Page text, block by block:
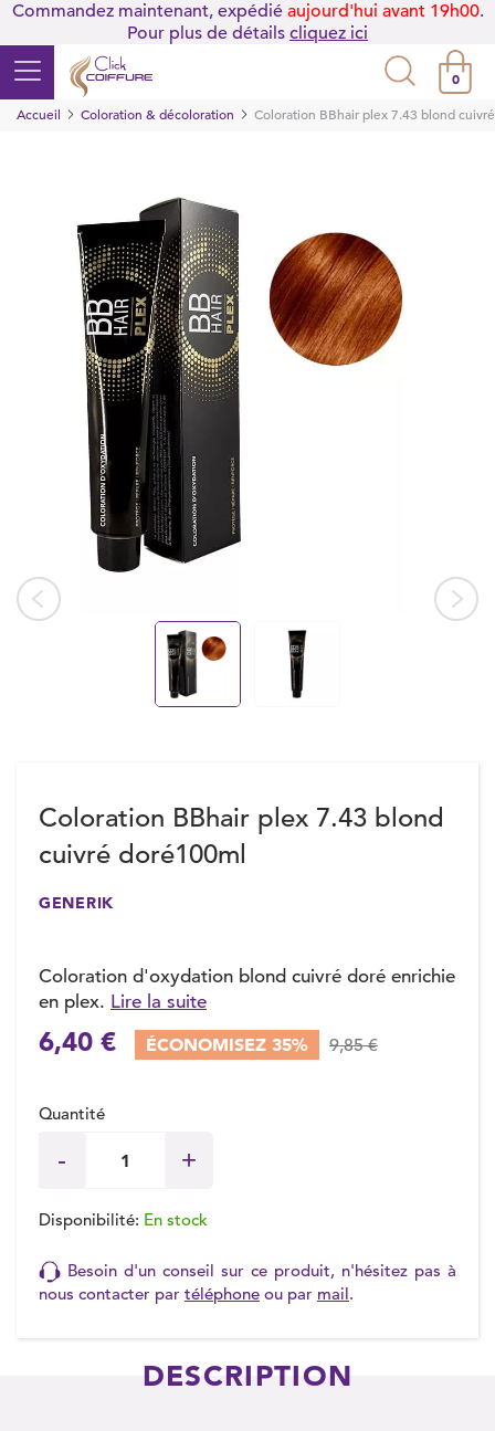
Commandez maintenant, expédié aujourd'hui avant 19h00.
Pour plus de détails cliquez ici
0
Accueil
Coloration & décoloration Coloration BBhair plex 7.43 blond
Coloration BBhair plex 7.43 blond
cuivré doré100ml
GENERIK
Coloration d'oxydation blond cuivré doré enrichie
en plex. Lire la suite
6,40 € ÉCONOMISEZ 35% 9,85 €
Quantité
Disponibilité: En stock
Besoin d'un conseil sur ce produit, n'hésitez pas à
nous contacter par téléphone ou par mail.
DESCRIPTION